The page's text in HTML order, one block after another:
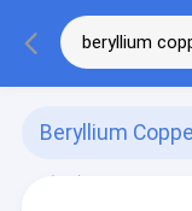
Beryllium